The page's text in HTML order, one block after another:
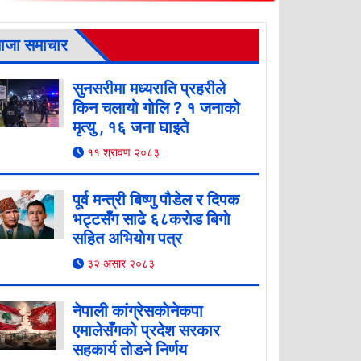
समाचार
सुनसरीमा मध्यराति प्रहरीले
किन चलायो गोलि ? १ जनाको
मृत्यु , १६ जना घाइते
११ श्रावण २०८३
पूर्व मन्त्री बिष्णु पौडेल र दिपक
भट्टसँग साढे ६८कराेड बिगाे
सहित अभियाेग पत्र
३२ असार २०८३
नेपाली कांग्रेसकाेनेकपा
एमालेसँगको प्रदेश सरकार
सहकार्य ताेडने निर्णय